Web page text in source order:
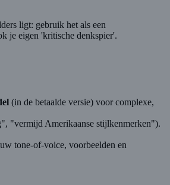
ligt: gebruik het als een
je eigen 'kritische denkspier'.
(in de betaalde versie) voor complexe,
"vermijd Amerikaanse stijlkenmerken").
tone-of-voice, voorbeelden en